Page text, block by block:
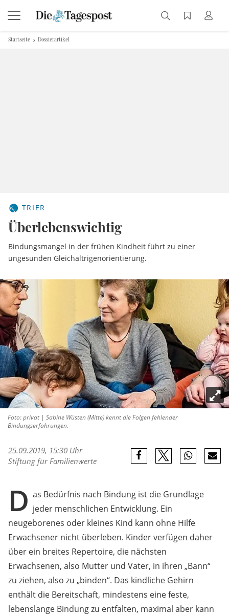
Startseite Dossierartikel
TRIER
Überlebenswichtig
Bindungsmangel in der frühen Kindheit führt zu einer
ungesunden Gleichaltrigenorientierung.
Foto: privat | Sabine Wüsten (Mitte) kennt die Folgen fehlender
Bindungserfahrungen.
25.09.2019, 15:30 Uhr
Stiftung für Familienwerte
D as Bedürfnis nach Bindung ist die Grundlage
jeder menschlichen Entwicklung. Ein
neugeborenes oder kleines Kind kann ohne Hilfe
Erwachsener nicht überleben. Kinder verfügen daher
über ein breites Repertoire, die nächsten
Erwachsenen, also Mutter und Vater, in ihren „Bann“
zu ziehen, also zu „binden“. Das kindliche Gehirn
enthält die Bereitschaft, mindestens eine feste,
lebenslange Bindung zu entfalten, maximal aber kann